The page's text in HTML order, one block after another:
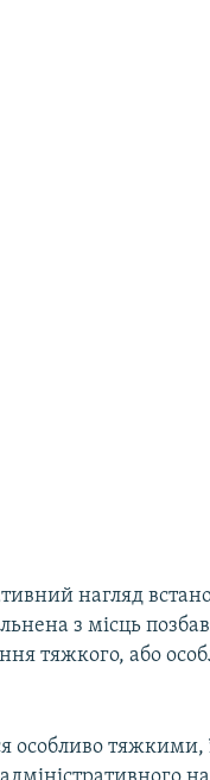
нагляд
з місць
тяжкого, або
особливо